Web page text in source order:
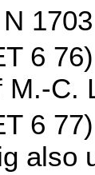
6
M.-C.
6
also